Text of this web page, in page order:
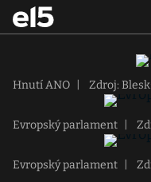
Hnutí ANO Zdroj:
Evropský parlament
Evropský parlament